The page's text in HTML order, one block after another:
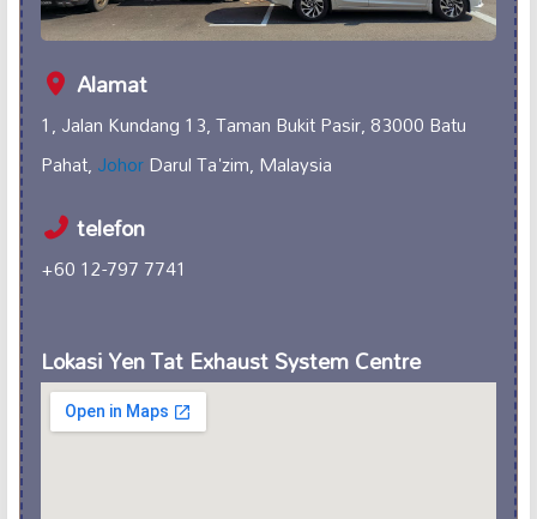
Alamat
1, Jalan Kundang 13, Taman Bukit Pasir, 83000 Batu
Pahat,JohorDarul Ta'zim, Malaysia
telefon
+60 12-797 7741
Lokasi Yen Tat Exhaust System Centre